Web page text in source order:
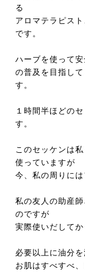
る
アロマテラピス
です。
ハーブを使って
の普及を目指し
す。
１時間半ほどの
す。
このセッケンは
使っていますが
今、私の周りには
私の友人の助産
のですが
実際使いだして
必要以上に油分
お肌はすべすべ